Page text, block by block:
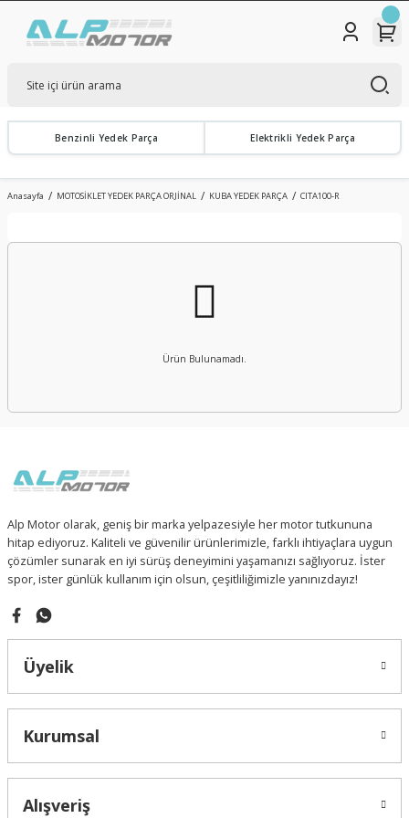
Benzinli Yedek Parça Elektrikli Yedek Parça
Anasayfa MOTOSİKLET YEDEK PARÇA ORJİNAL KUBA YEDEK PARÇA CITA100-R
Ürün Bulunamadı.
Alp Motor olarak, geniş bir marka yelpazesiyle her motor tutkununa
hitap ediyoruz. Kaliteli ve güvenilir ürünlerimizle, farklı ihtiyaçlara uygun
çözümler sunarak en iyi sürüş deneyimini yaşamanızı sağlıyoruz. İster
spor, ister günlük kullanım için olsun, çeşitliliğimizle yanınızdayız!
Üyelik
Kurumsal
Alışveriş